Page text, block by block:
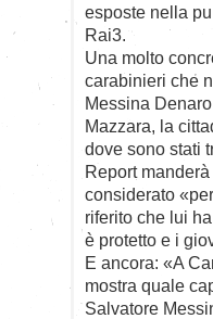
esposte nella
Rai3.
Una molto
carabinieri che
Messina
Mazzara, la
dove sono stati
Report
considerato
riferito che lui
è protetto e i
E ancora: «A
mostra quale
Salvatore